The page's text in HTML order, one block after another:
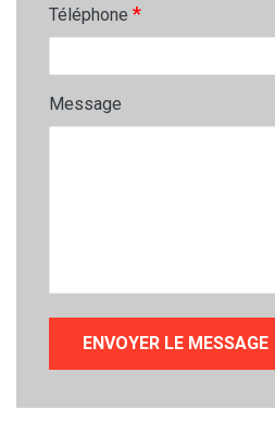
Téléphone *
Message